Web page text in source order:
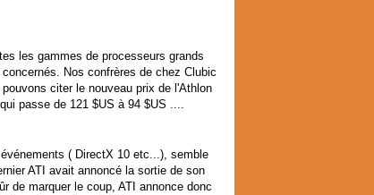
les gammes de processeurs grands
Nos confrères de chez Clubic
citer le nouveau prix de l'Athlon
passe de 121 $US à 94 $US ....
( DirectX 10 etc...), semble
ATI avait annoncé la sortie de son
de marquer le coup, ATI annonce donc